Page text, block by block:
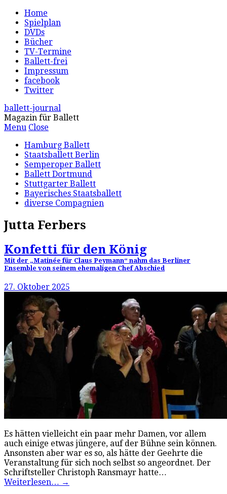
Home
Spielplan
DVDs
Bücher
TV-Termine
Ballett-frei
Impressum
facebook
Twitter
ballett-journal
Magazin für Ballett
Menu Close
Hamburg Ballett
Staatsballett Berlin
Semperoper Ballett
Ballett Dortmund
Stuttgarter Ballett
Bayerisches Staatsballett
diverse Compagnien
Jutta Ferbers
Konfetti für den König
Mit der „Matinée für Claus Peymann“ nahm das Berliner
Ensemble von seinem ehemaligen Chef Abschied
27. Oktober 2025
Es hätten vielleicht ein paar mehr Damen, vor allem
auch einige etwas jüngere, auf der Bühne sein können.
Ansonsten aber war es so, als hätte der Geehrte die
Veranstaltung für sich noch selbst so angeordnet. Der
Schriftsteller Christoph Ransmayr hatte…
Weiterlesen… →